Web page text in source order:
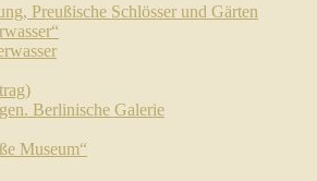
Preußische Schlösser und Gärten
Berlinische Galerie
Museum“